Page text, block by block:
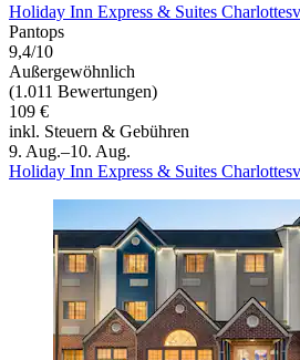
Holiday Inn Express & Suites
Pantops
9,4/10
Außergewöhnlich
(1.011 Bewertungen)
109 €
inkl. Steuern & Gebühren
9. Aug.–10. Aug.
Holiday Inn Express & Suites